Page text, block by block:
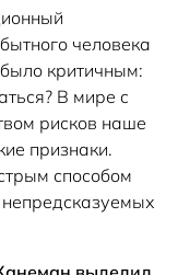
человека
критичным:
В мире с
рисков наше
признаки.
способом